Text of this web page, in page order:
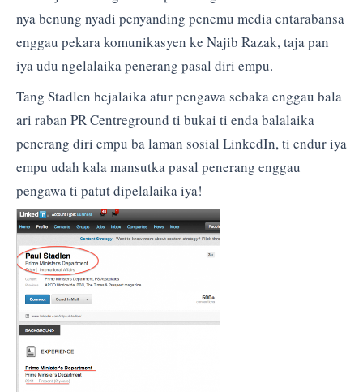
nya benung nyadi penyanding penemu media entarabansa
enggau pekara komunikasyen ke Najib Razak, taja pan
iya udu ngelalaika penerang pasal diri empu.
Tang Stadlen bejalaika atur pengawa sebaka enggau bala
ari raban PR Centreground ti bukai ti enda balalaika
penerang diri empu ba laman sosial LinkedIn, ti endur iya
empu udah kala mansutka pasal penerang enggau
pengawa ti patut dipelalaika iya!